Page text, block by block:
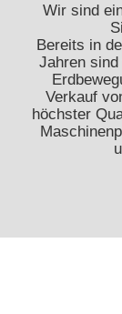
Wir sind
Bereits in
Jahren
Verkauf
höchster